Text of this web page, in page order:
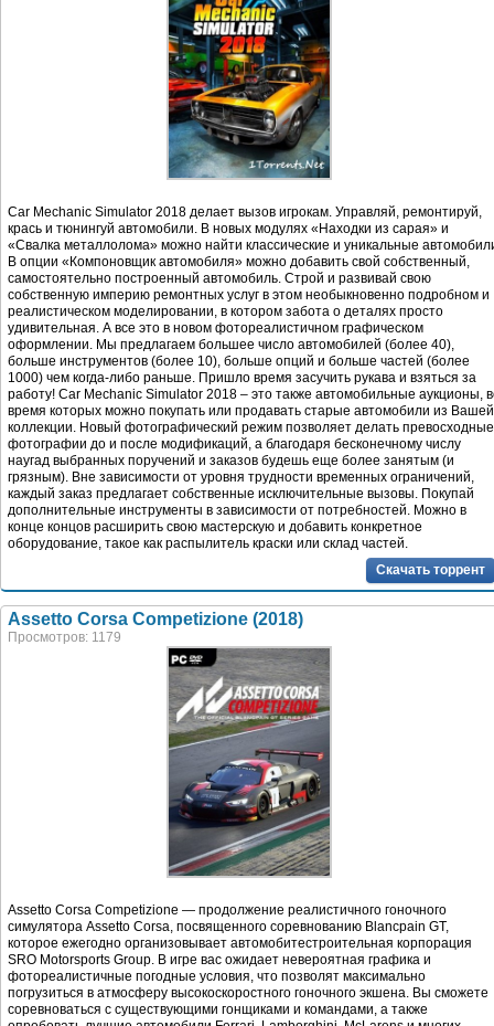
Car Mechanic Simulator 2018 делает вызов игрокам. Управляй, ремонтируй,
крась и тюнингуй автомобили. В новых модулях «Находки из сарая» и
«Свалка металлолома» можно найти классические и уникальные
В опции «Компоновщик автомобиля» можно добавить свой собственный,
самостоятельно построенный автомобиль. Строй и развивай свою
собственную империю ремонтных услуг в этом необыкновенно подробном и
реалистическом моделировании, в котором забота о деталях просто
удивительная. А все это в новом фотореалистичном графическом
оформлении. Мы предлагаем большее число автомобилей (более 40),
больше инструментов (более 10), больше опций и больше частей (более
1000) чем когда-либо раньше. Пришло время засучить рукава и взяться за
работу! Car Mechanic Simulator 2018 – это также автомобильные аукционы,
время которых можно покупать или продавать старые автомобили из Вашей
коллекции. Новый фотографический режим позволяет делать превосходные
фотографии до и после модификаций, а благодаря бесконечному числу
наугад выбранных поручений и заказов будешь еще более занятым (и
грязным). Вне зависимости от уровня трудности временных ограничений,
каждый заказ предлагает собственные исключительные вызовы. Покупай
дополнительные инструменты в зависимости от потребностей. Можно в
конце концов расширить свою мастерскую и добавить конкретное
оборудование, такое как распылитель краски или склад частей.
Скачать торрент
Assetto Corsa Competizione (2018)
Просмотров: 1179
Assetto Corsa Competizione — продолжение реалистичного гоночного
симулятора Assetto Corsa, посвященного соревнованию Blancpain GT,
которое ежегодно организовывает автомобитестроительная корпорация
SRO Motorsports Group. В игре вас ожидает невероятная графика и
фотореалистичные погодные условия, что позволят максимально
погрузиться в атмосферу высокоскоростного гоночного экшена. Вы сможете
соревноваться с существующими гонщиками и командами, а также